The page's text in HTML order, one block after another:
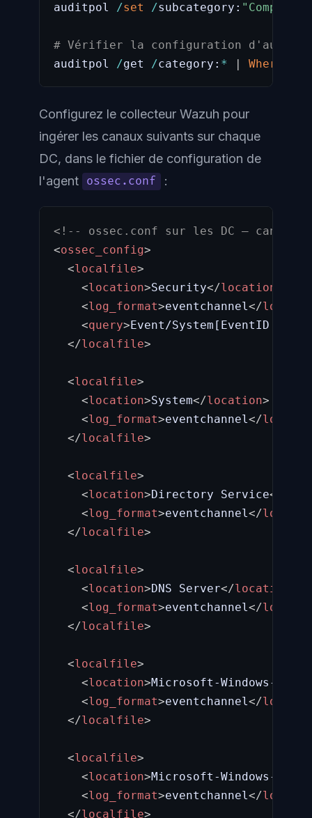
auditpol /set /subcategory: "Computer
# Vérifier la configuration d'audit
auditpol /get /category: * | Where-
Configurez le collecteur Wazuh pour
ingérer les canaux suivants sur chaque
DC, dans le fichier de configuration de
l'agent ossec.conf :
<!-- ossec.conf sur les DC — canaux
<ossec_config>
<localfile>
<location>Security</location
<log_format>eventchannel </
<query>Event/System[EventID !=
</localfile>
<localfile>
<location>System</location>
<log_format>eventchannel </
</localfile>
<localfile>
<location>Directory Service</
<log_format>eventchannel </
</localfile>
<localfile>
<location>DNS Server</location
<log_format>eventchannel </
</localfile>
<localfile>
<location>Microsoft-Windows-
<log_format>eventchannel </
</localfile>
<localfile>
<location>Microsoft-Windows-
<log_format>eventchannel </
</localfile>